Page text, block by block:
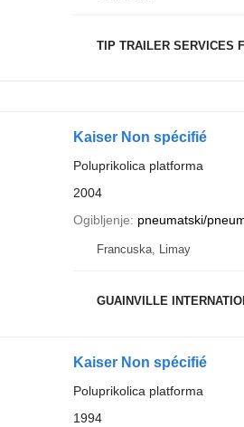
TIP TRAILER SERVICES
Kaiser Non spécifié
Poluprikolica platforma
2004
Ogibljenje
pneumatski/
Francuska, Limay
GUAINVILLE
Kaiser Non spécifié
Poluprikolica platforma
1994